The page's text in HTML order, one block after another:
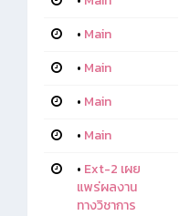
• Main
• Main
• Main
• Main
• Ext-2 เผย
แพร่ผลงาน
ทางวิชาการ